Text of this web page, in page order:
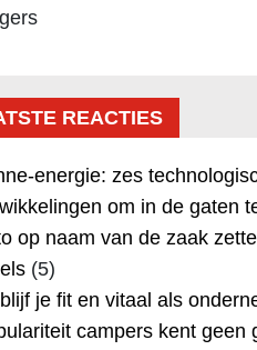
REACTIES
energie: zes
om in de gaten
op naam van de zaak
(5)
je fit en vitaal als
campers kent geen